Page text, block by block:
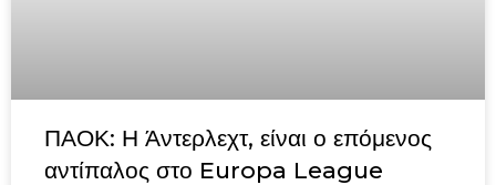
ΠΑΟΚ: Η Άντερλεχτ, είναι ο επόμενος
αντίπαλος στο Europa League